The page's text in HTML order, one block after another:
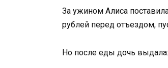
За ужином Алиса
рублей перед отъездом,
Но после еды дочь выдала: